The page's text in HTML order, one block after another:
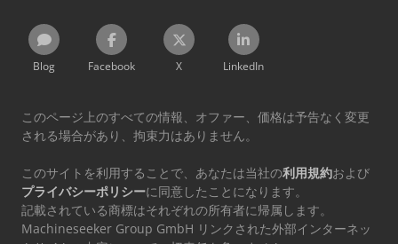
Blog Facebook X LinkedIn
このページ上のすべての情報、オファー、価格は予告なく変更
される場合があり、拘束力はありません。
このサイトを利用することで、あなたは当社の利用規約および
プライバシーポリシーに同意したことになります。
記載されている商標はそれぞれの所有者に帰属します。
Machineseeker Group GmbH リンクされた外部インターネッ